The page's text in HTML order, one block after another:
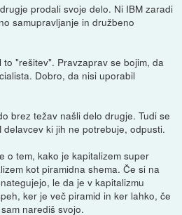
prodali svoje delo. Ni IBM zaradi
samupravljanje in družbeno
"rešitev". Pravzaprav se bojim, da
Dobro, da nisi uporabil
brez težav našli delo drugje. Tudi se
ki jih ne potrebuje, odpusti.
o tem, kako je kapitalizem super
kot piramidna shema. Če si na
le da je v kapitalizmu
ker je več piramid in ker lahko, če
narediš svojo.